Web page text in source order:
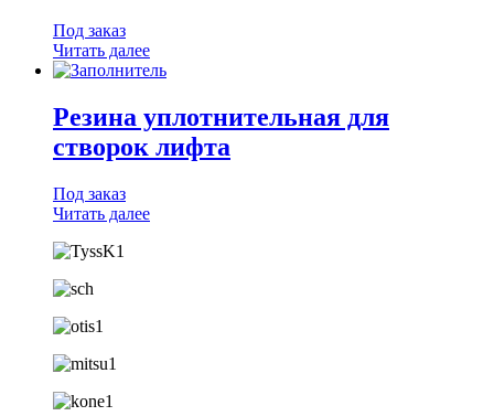
Под заказ
Читать далее
Резина уплотнительная для
створок лифта
Под заказ
Читать далее